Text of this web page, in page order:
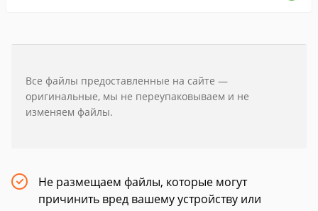
Все файлы предоставленные на сайте —
оригинальные, мы не переупаковываем и не
изменяем файлы.
Не размещаем файлы, которые могут
причинить вред вашему устройству или